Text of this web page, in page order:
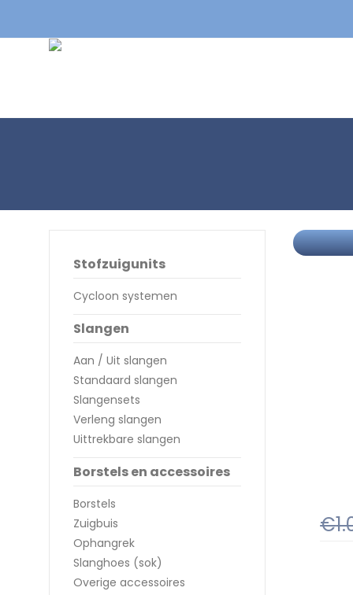
€
Stofzuigunits
Cycloon systemen
Slangen
Aan / Uit slangen
Standaard slangen
Slangensets
Verleng slangen
Uittrekbare slangen
Borstels en accessoires
Borstels
Zuigbuis
Ophangrek
Slanghoes (sok)
Overige accessoires